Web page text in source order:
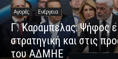
Αγορές Ενέργεια
Γ. Καράμπελας: Ψήφος
στρατηγική και στις
του ΑΔΜΗΕ